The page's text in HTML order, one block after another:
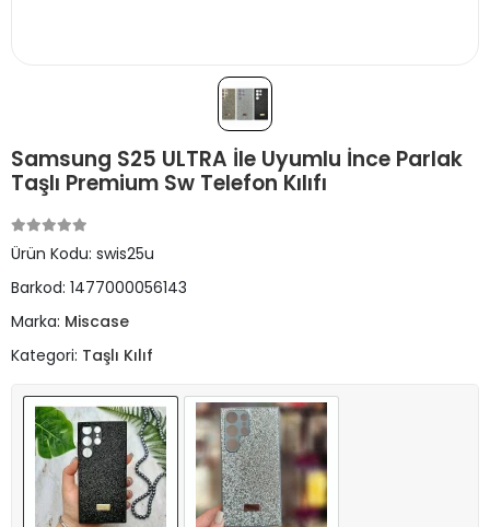
Samsung S25 ULTRA İle Uyumlu İnce Parlak
Taşlı Premium Sw Telefon Kılıfı
Ürün Kodu: swis25u
Barkod: 1477000056143
Marka: Miscase
Kategori: Taşlı Kılıf